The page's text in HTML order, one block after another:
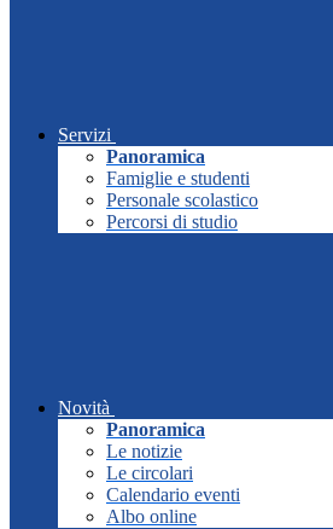
Servizi
Panoramica
Famiglie e studenti
Personale scolastico
Percorsi di studio
Novità
Panoramica
Le notizie
Le circolari
Calendario eventi
Albo online